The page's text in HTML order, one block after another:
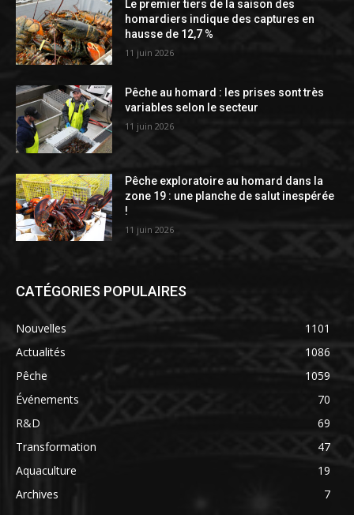
Le premier tiers de la saison des
homardiers indique des captures en
hausse de 12,7 %
11 juin 2026
Pêche au homard : les prises sont très
variables selon le secteur
11 juin 2026
Pêche exploratoire au homard dans la
zone 19 : une planche de salut inespérée
!
11 juin 2026
CATÉGORIES POPULAIRES
Nouvelles
1101
Actualités
1086
Pêche
1059
Événements
70
R&D
69
Transformation
47
Aquaculture
19
Archives
7